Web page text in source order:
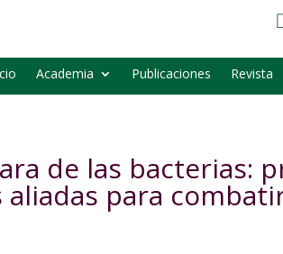
Academia Publicaciones Revista
de las bacterias:
aliadas para